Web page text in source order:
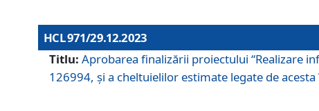
HCL 971/29.12.2023
Titlu: Aprobarea finalizării proiectului “Realizare
126994, și a cheltuielilor estimate legate de